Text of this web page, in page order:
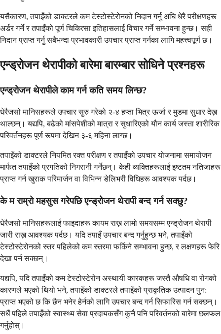
यसैकारण, तपाइँको डाक्टरले कम टेस्टोस्टेरोनको निदान गर्नु अघि धेरै परीक्षणहरू
अर्डर गर्ने र तपाइँको पूर्ण चिकित्सा इतिहासलाई विचार गर्ने सम्भावना हुन्छ। सही
निदान प्राप्त गर्नु सबैभन्दा प्रभावकारी उपचार प्राप्त गर्नका लागि महत्त्वपूर्ण छ।
एन्ड्रोजन थेरापीको बारेमा बारम्बार सोधिने प्रश्नहरू
एन्ड्रोजन थेरापीले काम गर्न कति समय लिन्छ?
धेरैजसो मानिसहरूले उपचार सुरु गरेको २-४ हप्ता भित्र ऊर्जा र मुडमा सुधार देख्न
थाल्छन्। यद्यपि, बढेको मांसपेशीको मात्रा र सुधारिएको यौन कार्य जस्ता शारीरिक
परिवर्तनहरू पूर्ण रूपमा देखिन ३-६ महिना लाग्छ।
तपाइँको डाक्टरले नियमित रक्त परीक्षण र तपाइँको उपचार योजनामा ​​समायोजन
मार्फत तपाइँको प्रगतिको निगरानी गर्नेछन्। केही व्यक्तिहरूलाई इष्टतम नतिजाहरू
प्राप्त गर्न खुराक परिमार्जन वा विभिन्न डेलिभरी विधिहरू आवश्यक पर्दछ।
के म राम्रो महसुस गरेपछि एन्ड्रोजन थेरापी बन्द गर्न सक्छु?
धेरैजसो मानिसहरूलाई फाइदाहरू कायम राख्न लामो समयसम्म एन्ड्रोजन थेरापी
जारी राख्न आवश्यक पर्दछ। यदि तपाइँ उपचार बन्द गर्नुहुन्छ भने, तपाइँको
टेस्टोस्टेरोनको स्तर पहिलेको कम स्तरमा फर्किने सम्भावना हुन्छ, र लक्षणहरू फेरि
देखा पर्न सक्छन्।
यद्यपि, यदि तपाइँको कम टेस्टोस्टेरोन अस्थायी कारकहरू जस्तै औषधि वा रोगको
कारणले भएको थियो भने, तपाइँको डाक्टरले तपाइँको प्राकृतिक उत्पादन पुन:
प्राप्त भएको छ कि छैन भनेर हेर्नको लागि उपचार बन्द गर्न सिफारिस गर्न सक्छन्।
सधैं पहिले तपाइँको स्वास्थ्य सेवा प्रदायकसँग कुनै पनि परिवर्तनको बारेमा छलफल
गर्नुहोस्।